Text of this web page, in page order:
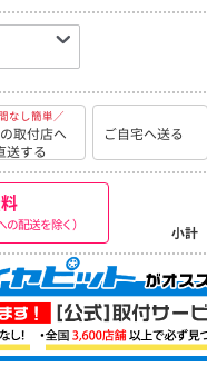
なし簡単／
取付店へ
送する
ご自宅へ送る
の配送を除く） 小計